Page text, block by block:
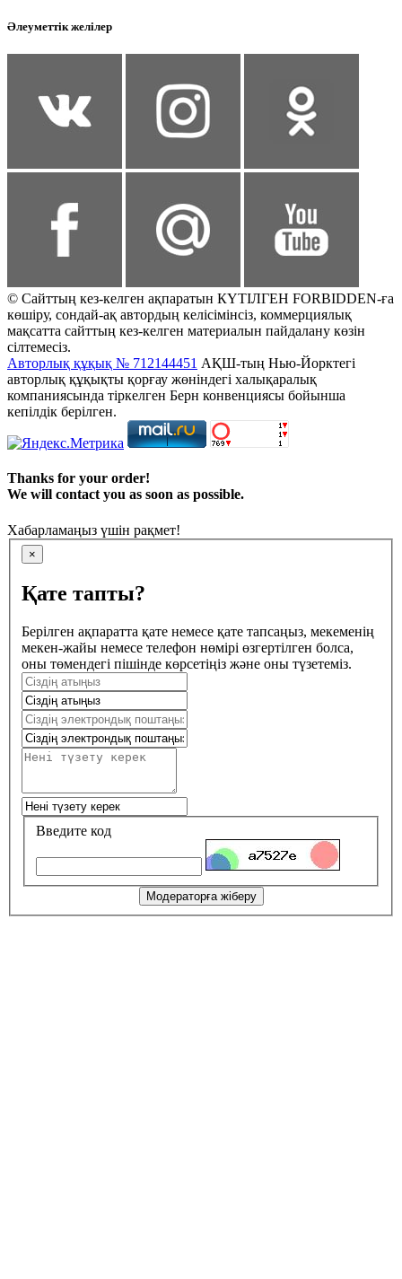
Әлеуметтік желілер
© Сайттың кез-келген ақпаратын КҮТІЛГЕН FORBIDDEN-ға
көшіру, сондай-ақ автордың келісімінсіз, коммерциялық
мақсатта сайттың кез-келген материалын пайдалану көзін
сілтемесіз.
Авторлық құқық № 712144451 АҚШ-тың Нью-Йорктегі
авторлық құқықты қорғау жөніндегі халықаралық
компаниясында тіркелген Берн конвенциясы бойынша
кепілдік берілген.
Thanks for your order!
We will contact you as soon as possible.
Хабарламаңыз үшін рақмет!
×
Қате тапты?
Берілген ақпаратта қате немесе қате тапсаңыз, мекеменің
мекен-жайы немесе телефон нөмірі өзгертілген болса,
оны төмендегі пішінде көрсетіңіз және оны түзетеміз.
Введите код
Модераторға жіберу